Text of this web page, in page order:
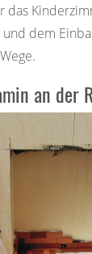
das
dem
an der